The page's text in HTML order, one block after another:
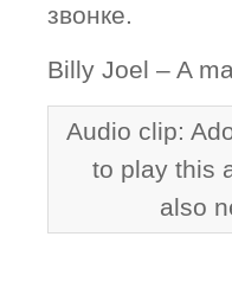
звонке.
Billy Joel – A
Audio clip:
to play this
also